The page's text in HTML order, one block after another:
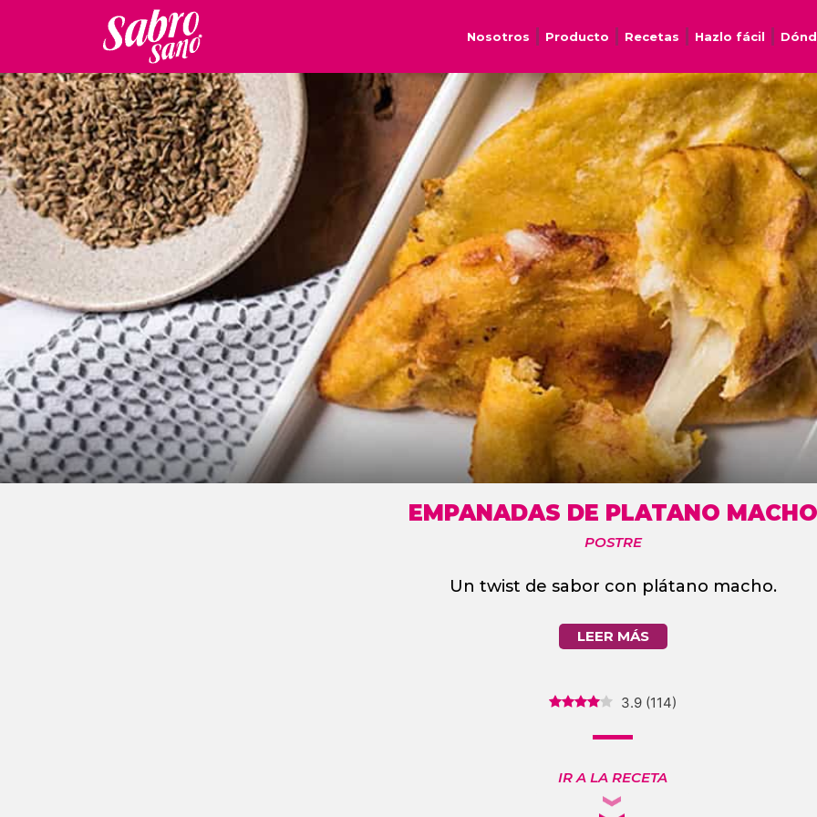
Nosotros Producto Recetas Hazlo fácil
EMPANADAS DE PLATANO MACHO
POSTRE
Un twist de sabor con plátano macho.
LEER MÁS
3.9 (114)
IR A LA RECETA